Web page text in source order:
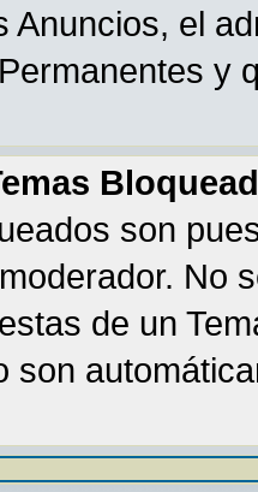
Anuncios, el
y
son
No
de un
son